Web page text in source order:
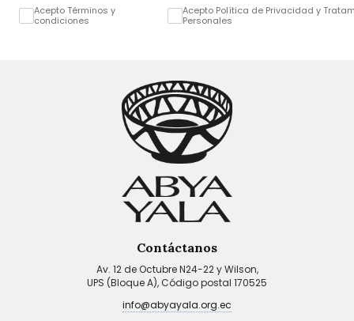
Acepto Términos y
condiciones
Acepto Política de Privacidad y
Personales
Contáctanos
Av. 12 de Octubre N24-22 y Wilson,
UPS (Bloque A), Código postal 170525
info@abyayala.org.ec